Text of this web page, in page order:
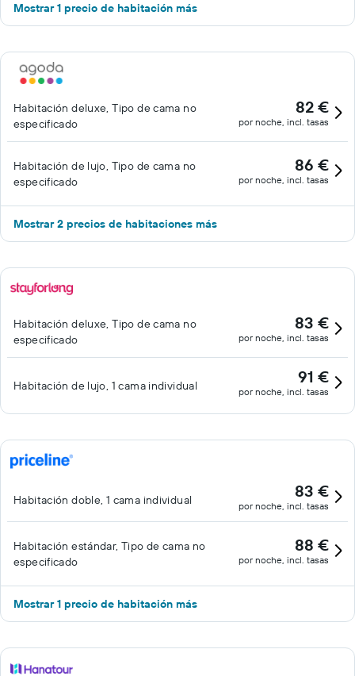
Mostrar 1 precio de habitación más
Habitación deluxe, Tipo de cama no
especificado
82 €
por noche, incl. tasas
Habitación de lujo, Tipo de cama no
especificado
86 €
por noche, incl. tasas
Mostrar 2 precios de habitaciones más
Habitación deluxe, Tipo de cama no
especificado
83 €
por noche, incl. tasas
Habitación de lujo, 1 cama individual 91 €
por noche, incl. tasas
Habitación doble, 1 cama individual 83 €
por noche, incl. tasas
Habitación estándar, Tipo de cama no
especificado
88 €
por noche, incl. tasas
Mostrar 1 precio de habitación más